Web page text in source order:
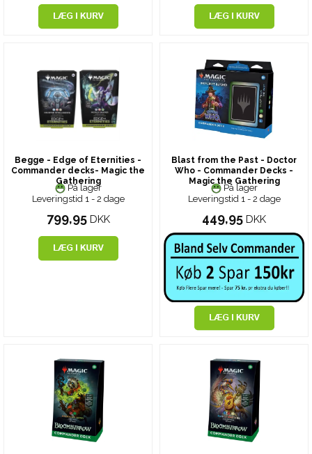
Begge - Edge of Eternities -
Commander decks- Magic the
Gathering
På lager
Leveringstid 1 - 2 dage
799,95 DKK
Blast from the Past - Doctor
Who - Commander Decks -
Magic the Gathering
På lager
Leveringstid 1 - 2 dage
449,95 DKK